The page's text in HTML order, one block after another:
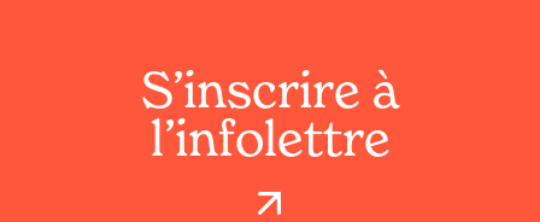
S’inscrire à
l’infolettre